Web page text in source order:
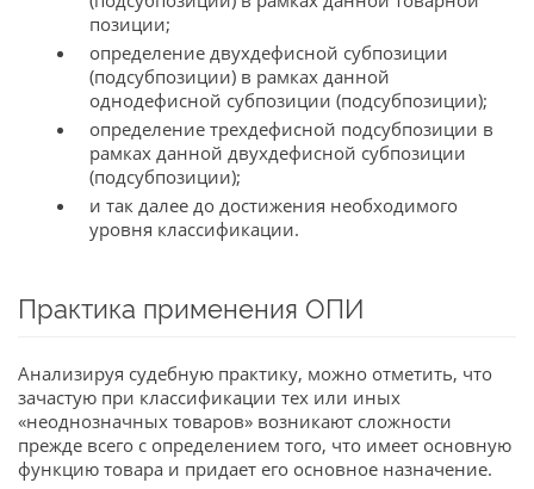
позиции;
определение двухдефисной субпозиции
(подсубпозиции) в рамках данной
однодефисной субпозиции (подсубпозиции);
определение трехдефисной подсубпозиции в
рамках данной двухдефисной субпозиции
(подсубпозиции);
и так далее до достижения необходимого
уровня классификации.
Практика применения ОПИ
Анализируя судебную практику, можно отметить, что
зачастую при классификации тех или иных
«неоднозначных товаров» возникают сложности
прежде всего с определением того, что имеет основную
функцию товара и придает его основное назначение.